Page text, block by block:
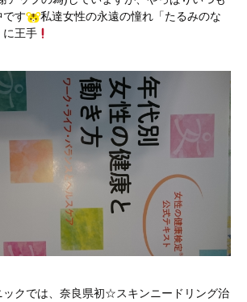
です
私達女性の永遠の憧れ「たるみのな
に王手
ックでは、奈良県初☆スキンニードリング治